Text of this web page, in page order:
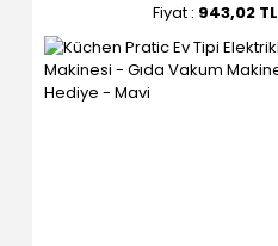
Fiyat : 943,02 TL